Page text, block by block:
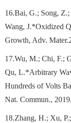
16.Bai, G.; Song,
Wang, J.*Oxidized
Growth, Adv.
17.Wu, M.; Chi, F.;
Qu, L.*Arbitrary
Hundreds of Volts
Nat. Commun.,
18.Zhang, H.; Xu,